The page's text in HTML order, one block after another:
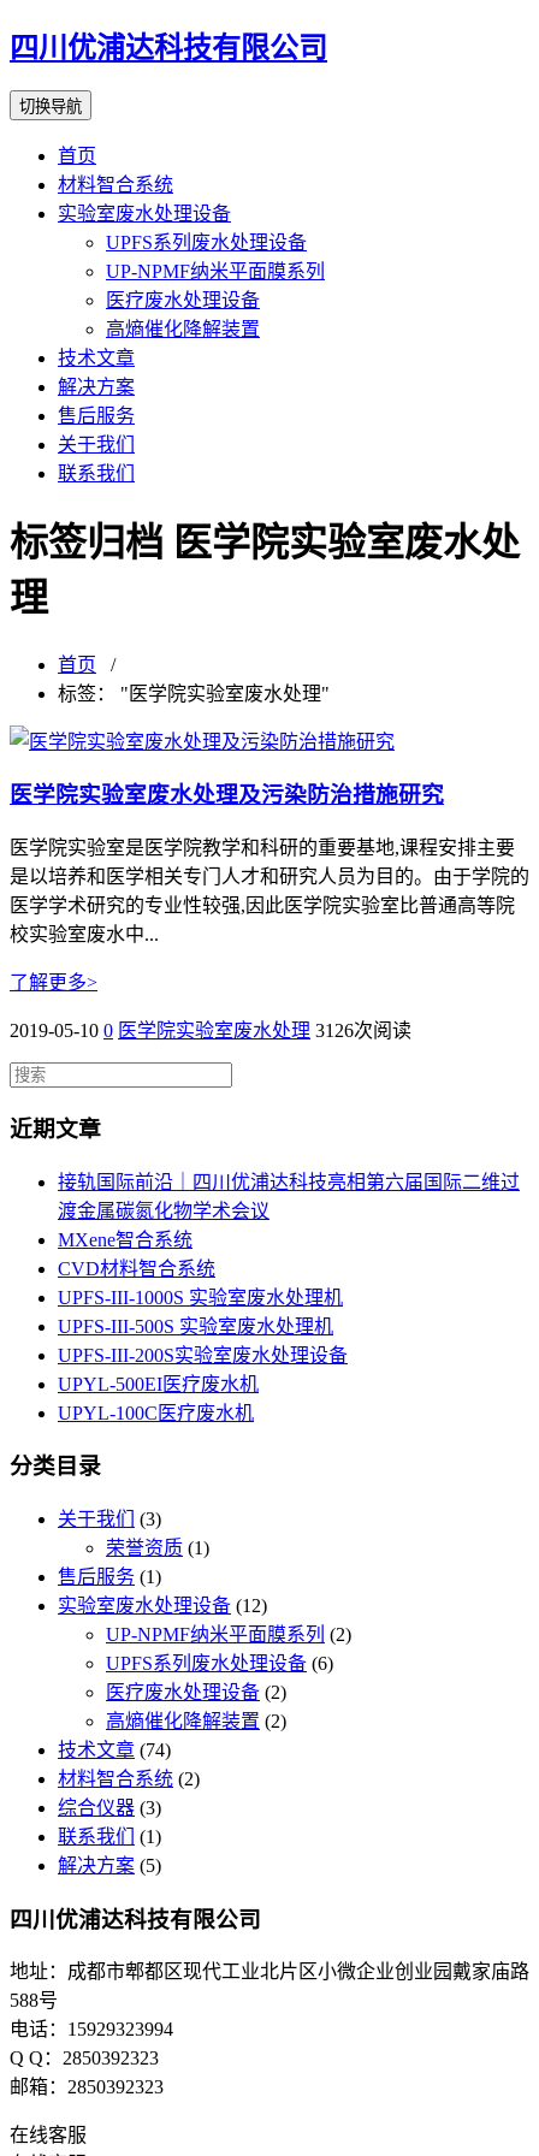
四川优浦达科技有限公司
切换导航
首页
材料智合系统
实验室废水处理设备
UPFS系列废水处理设备
UP-NPMF纳米平面膜系列
医疗废水处理设备
高熵催化降解装置
技术文章
解决方案
售后服务
关于我们
联系我们
标签归档 医学院实验室废水处
理
首页 /
标签： "医学院实验室废水处理"
医学院实验室废水处理及污染防治措施研究
医学院实验室是医学院教学和科研的重要基地,课程安排主要
是以培养和医学相关专门人才和研究人员为目的。由于学院的
医学学术研究的专业性较强,因此医学院实验室比普通高等院
校实验室废水中...
了解更多>
2019-05-10 0 医学院实验室废水处理 3126次阅读
近期文章
接轨国际前沿｜四川优浦达科技亮相第六届国际二维过
渡金属碳氮化物学术会议
MXene智合系统
CVD材料智合系统
UPFS-III-1000S 实验室废水处理机
UPFS-III-500S 实验室废水处理机
UPFS-III-200S实验室废水处理设备
UPYL-500EI医疗废水机
UPYL-100C医疗废水机
分类目录
关于我们
(3)
荣誉资质 (1)
售后服务 (1)
实验室废水处理设备 (12)
UP-NPMF纳米平面膜系列 (2)
UPFS系列废水处理设备 (6)
医疗废水处理设备 (2)
高熵催化降解装置 (2)
技术文章 (74)
材料智合系统 (2)
综合仪器 (3)
联系我们
(1)
解决方案 (5)
四川优浦达科技有限公司
地址：成都市郫都区现代工业北片区小微企业创业园戴家庙路
588号
电话：15929323994
Q Q：2850392323
邮箱：2850392323
在线客服